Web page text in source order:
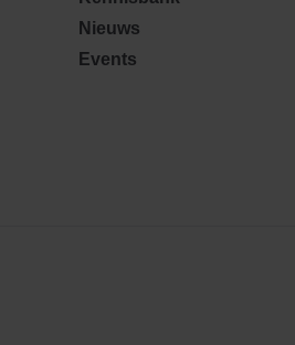
Nieuws
Events